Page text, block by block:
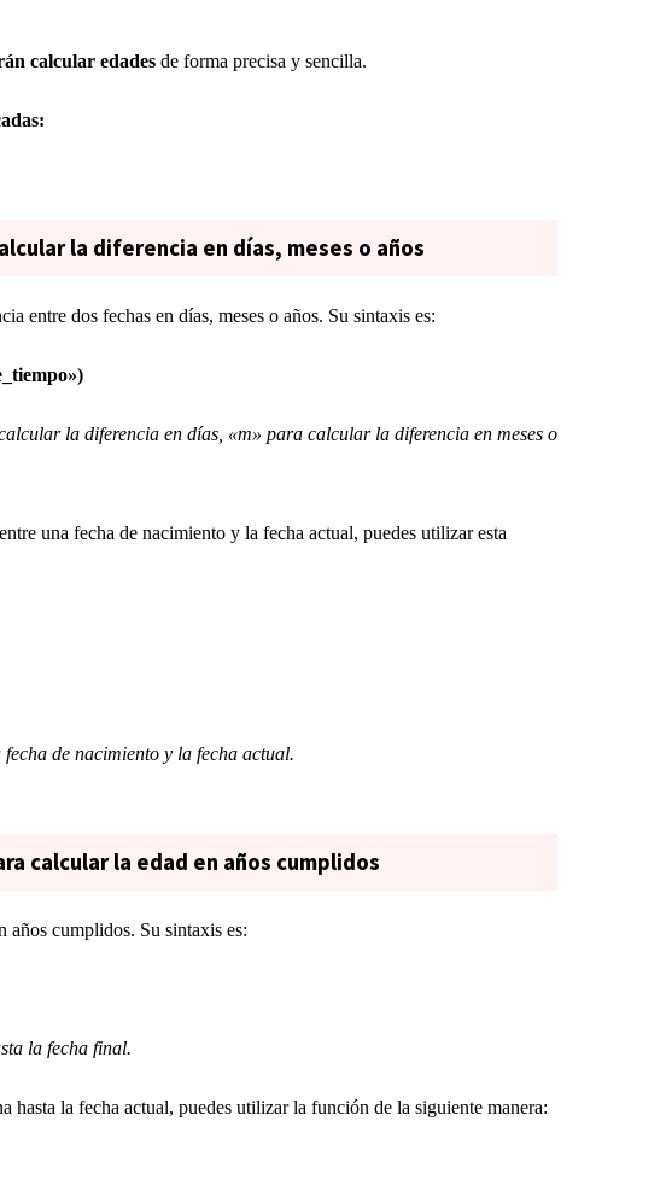
calcular edades de forma precisa y sencilla.
la diferencia en días, meses o años
entre dos fechas en días, meses o años. Su sintaxis es:
la diferencia en días, «m» para calcular la diferencia en meses o
una fecha de nacimiento y la fecha actual, puedes utilizar esta
de nacimiento y la fecha actual.
calcular la edad en años cumplidos
cumplidos. Su sintaxis es:
la fecha final.
hasta la fecha actual, puedes utilizar la función de la siguiente manera: